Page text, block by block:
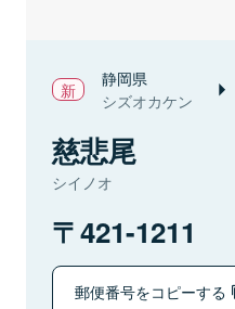
静岡県
シズオカケン
慈悲尾
シイノオ
421-1211
郵便番号をコピーする